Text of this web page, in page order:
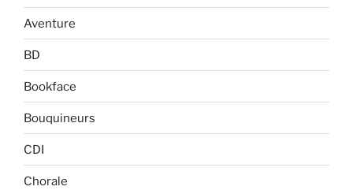
Aventure
BD
Bookface
Bouquineurs
CDI
Chorale